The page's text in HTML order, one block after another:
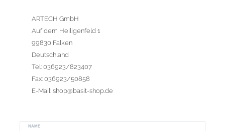
ARTECH GmbH
Auf dem Heiligenfeld 1
99830 Falken
Deutschland
Tel: 036923/823407
Fax: 036923/50858
E-Mail: shop@basit-shop.de
NAME